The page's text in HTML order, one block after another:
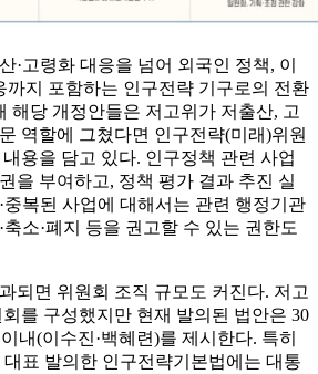
·고령화 대응을 넘어 외국인 정책, 이
까지 포함하는 인구전략 기구로의 전환
해당 개정안들은 저고위가 저출산, 고
역할에 그쳤다면 인구전략(미래)위원
용을 담고 있다. 인구정책 관련 사업
을 부여하고, 정책 평가 결과 추진 실
중복된 사업에 대해서는 관련 행정기관
소·폐지 등을 권고할 수 있는 권한도
되면 위원회 조직 규모도 커진다. 저고
를 구성했지만 현재 발의된 법안은 30
내(이수진·백혜련)를 제시한다. 특히
대표 발의한 인구전략기본법에는 대통